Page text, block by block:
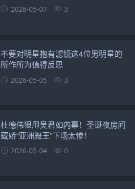
2026-05-07 3
不要对明星抱有滤镜这4位男明星的
所作所为值得反思
2026-05-05 3
杜德伟狠甩吴君如内幕！圣诞夜房间
藏娇“亚洲舞王”下场太惨！
2026-05-04 0